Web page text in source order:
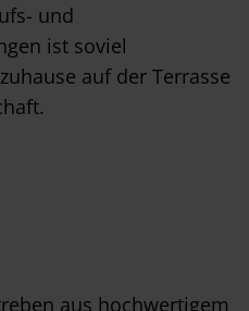
und
ist soviel
auf der Terrasse
aus hochwertigem